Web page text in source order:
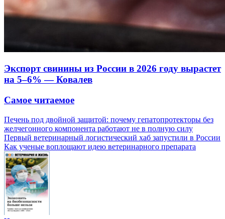
Экспорт свинины из России в 2026 году вырастет
на 5–6% — Ковалев
Самое читаемое
Печень под двойной защитой: почему гепатопротекторы без
желчегонного компонента работают не в полную силу
Первый ветеринарный логистический хаб запустили в России
Как ученые воплощают идею ветеринарного препарата